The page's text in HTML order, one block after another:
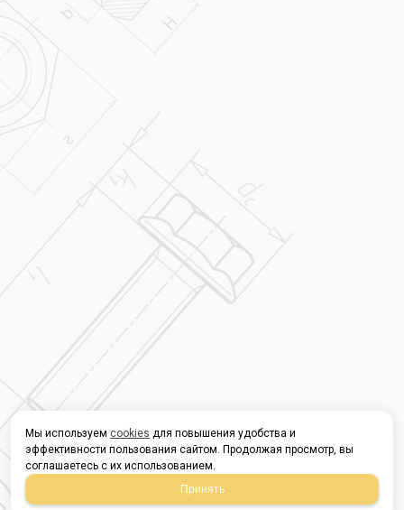
Мы используем cookies для повышения удобства и
эффективности пользования сайтом. Продолжая просмотр, вы
соглашаетесь с их использованием.
Принять